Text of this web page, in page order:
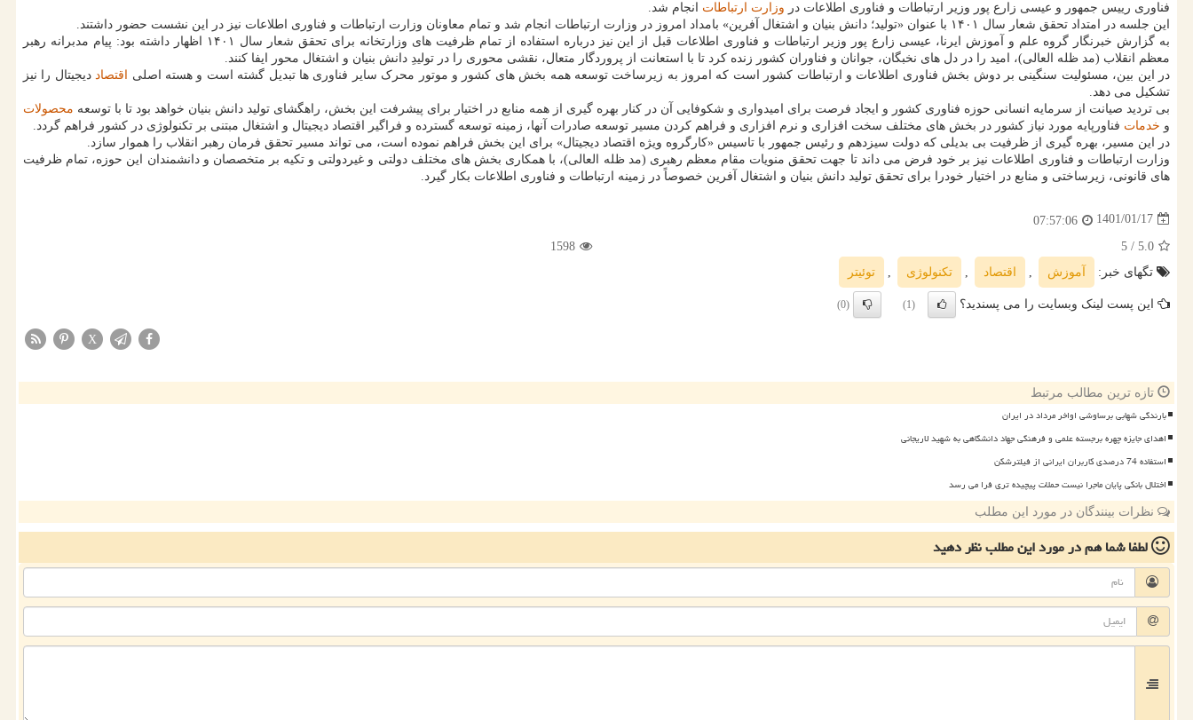
فناوری رییس جمهور و عیسی زارع پور وزیر ارتباطات و فناوری اطلاعات در وزارت ارتباطات انجام شد.
این جلسه در امتداد تحقق شعار سال ۱۴۰۱ با عنوان «تولید؛ دانش بنیان و اشتغال آفرین» بامداد امروز در وزارت ارتباطات انجام شد و تمام معاونان وزارت ارتباطات و فناوری اطلاعات نیز در این نشست حضور داشتند.
به گزارش خبرنگار گروه علم و آموزش ایرنا، عیسی زارع پور وزیر ارتباطات و فناوری اطلاعات قبل از این نیز درباره استفاده از تمام ظرفیت های وزارتخانه برای تحقق شعار سال ۱۴۰۱ اظهار داشته بود: پیام مدبرانه رهبر
معظم انقلاب (مد ظله العالی)، امید را در دل های نخبگان، جوانان و فناوران کشور زنده کرد تا با استعانت از پروردگار متعال، نقشی محوری را در تولیدِ دانش بنیان و اشتغال محور ایفا کنند.
در این بین، مسئولیت سنگینی بر دوش بخش فناوری اطلاعات و ارتباطات کشور است که امروز به زیرساخت توسعه همه بخش های کشور و موتور محرک سایر فناوری ها تبدیل گشته است و هسته اصلی
اقتصاددیجیتال را نیز
تشکیل می دهد.
بی تردید صیانت از سرمایه انسانی حوزه فناوری کشور و ایجاد فرصت برای امیدواری و شکوفایی آن در کنار بهره گیری از همه منابع در اختیار برای پیشرفت این بخش، راهگشای تولید دانش بنیان خواهد بود تا با توسعه محصولات
و خدمات فناورپایه مورد نیاز کشور در بخش های مختلف سخت افزاری و نرم افزاری و فراهم کردن مسیر توسعه صادرات آنها، زمینه توسعه گسترده و فراگیر اقتصاد دیجیتال و اشتغال مبتنی بر تکنولوژی در کشور فراهم گردد.
در این مسیر، بهره گیری از ظرفیت بی بدیلی که دولت سیزدهم و رئیس جمهور با تاسیس «کارگروه ویژه اقتصاد دیجیتال» برای این بخش فراهم نموده است، می تواند مسیر تحقق فرمان رهبر انقلاب را هموار سازد.
وزارت ارتباطات و فناوری اطلاعات نیز بر خود فرض می داند تا جهت تحقق منویات مقام معظم رهبری (مد ظله العالی)، با همکاری بخش های مختلف دولتی و غیردولتی و تکیه بر متخصصان و دانشمندان این حوزه، تمام ظرفیت
های قانونی، زیرساختی و منابع در اختیار خودرا برای تحقق تولید دانش بنیان و اشتغال آفرین خصوصاً در زمینه ارتباطات و فناوری اطلاعات بکار گیرد.
1401/01/17
07:57:06
5.0
/ 5
1598
تگهای خبر:
آموزش اقتصاد تكنولوژی توئیتر
این پست لینک وبسایت را می پسندید؟ (1)
(0)
X
تازه ترین مطالب مرتبط
بارندگی شهابی برساوشی اواخر مرداد در ایران
اهدای جایزه چهره برجسته علمی و فرهنگی جهاد دانشگاهی به شهید لاریجانی
استفاده 74 درصدی کاربران ایرانی از فیلترشکن
اختلال بانکی پایان ماجرا نیست حملات پیچیده تری فرا می رسد
نظرات بینندگان در مورد این مطلب
لطفا شما همدر مورد این مطلبنظر دهید